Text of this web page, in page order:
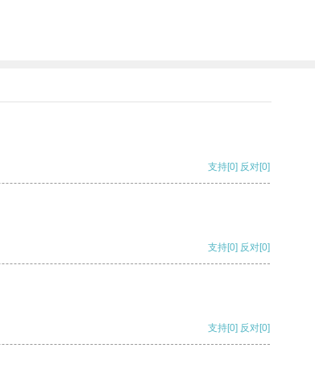
支持[0] 反对[0]
支持[0] 反对[0]
支持[0] 反对[0]